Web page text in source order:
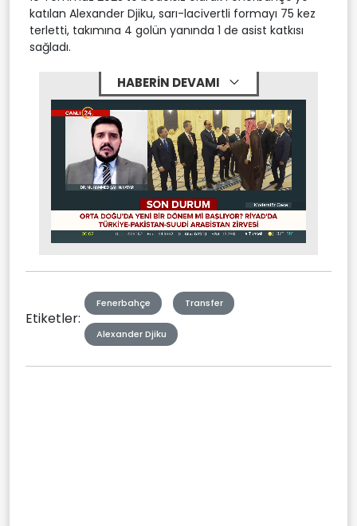
katılan Alexander Djiku, sarı-lacivertli formayı 75 kez
terletti, takımına 4 golün yanında 1 de asist katkısı
sağladı.
HABERİN DEVAMI
Mute Stream
Etiketler:
Fenerbahçe Transfer
Alexander Djiku